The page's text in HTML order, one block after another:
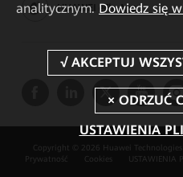
HUAWEI eFly App
Copyright © 2026 Huawei
Prywatność
Cookies USTAWIENIA
analitycznym. Dowiedz się
USTAWIENIA